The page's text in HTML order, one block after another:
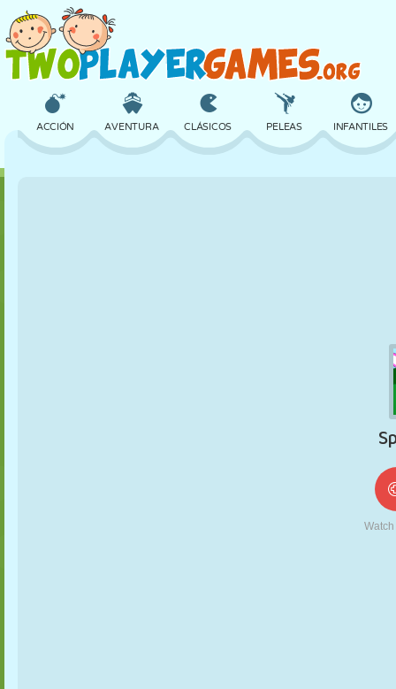
ACCIÓN AVENTURA CLÁSICOS PELEAS INFANTILES
LABERINTOS
TRES EN RAYA